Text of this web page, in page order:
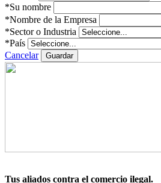
*Su nombre
*Nombre de la Empresa
*Sector o Industria
*País
Cancelar
Guardar
Tus aliados contra el comercio ilegal.